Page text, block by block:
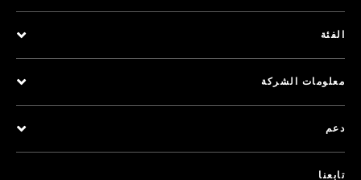
الفئة
معلومات الشركة
دعم
تابعنا